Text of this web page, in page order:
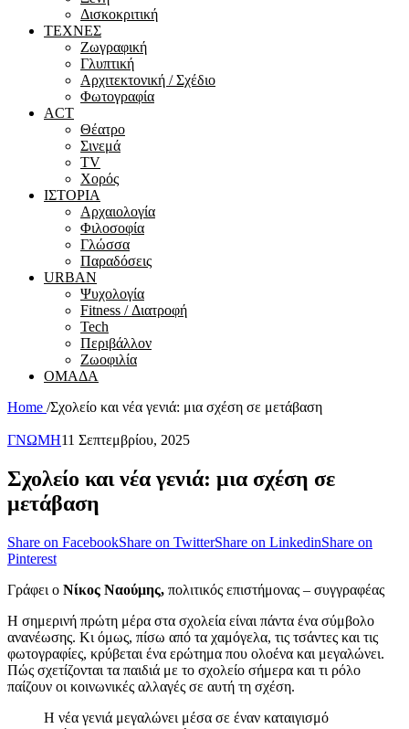
Δισκοκριτική
ΤΕΧΝΕΣ
Ζωγραφική
Γλυπτική
Αρχιτεκτονική / Σχέδιο
Φωτογραφία
ACT
Θέατρο
Σινεμά
ΤV
Χορός
ΙΣΤΟΡΙΑ
Αρχαιολογία
Φιλοσοφία
Γλώσσα
Παραδόσεις
URBAN
Ψυχολογία
Fitness / Διατροφή
Tech
Περιβάλλον
Ζωοφιλία
ΟΜΑΔΑ
Home /Σχολείο και νέα γενιά: μια σχέση σε μετάβαση
ΓΝΩΜΗ11 Σεπτεμβρίου, 2025
Σχολείο και νέα γενιά: μια σχέση σε
μετάβαση
Share on FacebookShare on TwitterShare on LinkedinShare on
Pinterest
Γράφει ο Νίκος Ναούμης, πολιτικός επιστήμονας – συγγραφέας
Η σημερινή πρώτη μέρα στα σχολεία είναι πάντα ένα σύμβολο
ανανέωσης. Κι όμως, πίσω από τα χαμόγελα, τις τσάντες και τις
φωτογραφίες, κρύβεται ένα ερώτημα που ολοένα και μεγαλώνει.
Πώς σχετίζονται τα παιδιά με το σχολείο σήμερα και τι ρόλο
παίζουν οι κοινωνικές αλλαγές σε αυτή τη σχέση.
Η νέα γενιά μεγαλώνει μέσα σε έναν καταιγισμό